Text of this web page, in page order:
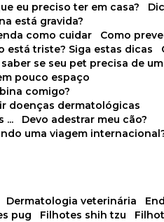
eu preciso ter em casa?
está gravida?
como cuidar
Como
está triste? Siga estas dicas
saber se seu pet precisa de
pouco espaço
comigo?
doenças dermatológicas
...
Devo adestrar meu cão?
uma viagem
dermatologia veterinária
pug filhotes shih tzu